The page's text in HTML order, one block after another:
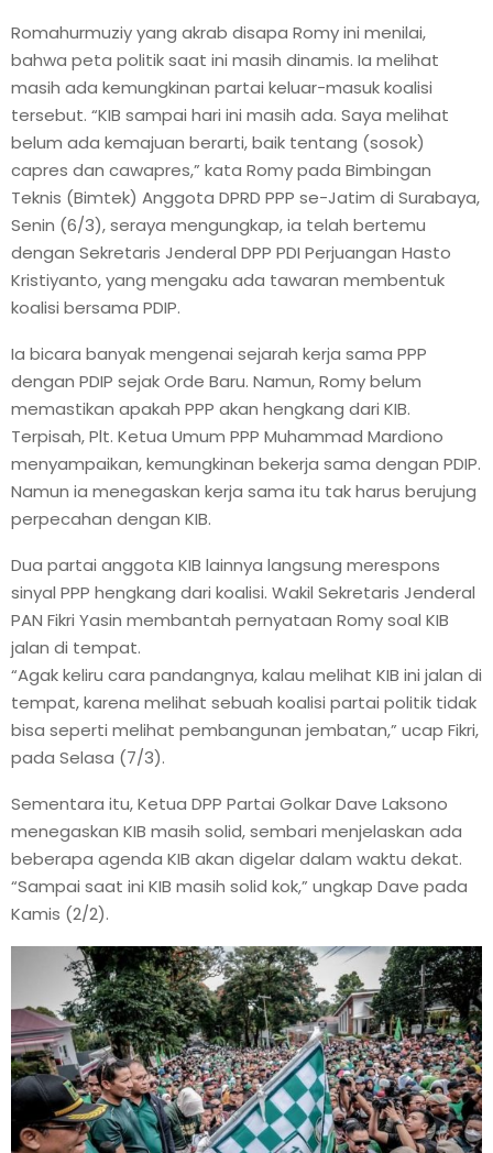
Romahurmuziy yang akrab disapa Romy ini menilai,
bahwa peta politik saat ini masih dinamis. Ia melihat
masih ada kemungkinan partai keluar-masuk koalisi
tersebut. “KIB sampai hari ini masih ada. Saya melihat
belum ada kemajuan berarti, baik tentang (sosok)
capres dan cawapres,” kata Romy pada Bimbingan
Teknis (Bimtek) Anggota DPRD PPP se-Jatim di Surabaya,
Senin (6/3), seraya mengungkap, ia telah bertemu
dengan Sekretaris Jenderal DPP PDI Perjuangan Hasto
Kristiyanto, yang mengaku ada tawaran membentuk
koalisi bersama PDIP.
Ia bicara banyak mengenai sejarah kerja sama PPP
dengan PDIP sejak Orde Baru. Namun, Romy belum
memastikan apakah PPP akan hengkang dari KIB.
Terpisah, Plt. Ketua Umum PPP Muhammad Mardiono
menyampaikan, kemungkinan bekerja sama dengan PDIP.
Namun ia menegaskan kerja sama itu tak harus berujung
perpecahan dengan KIB.
Dua partai anggota KIB lainnya langsung merespons
sinyal PPP hengkang dari koalisi. Wakil Sekretaris Jenderal
PAN Fikri Yasin membantah pernyataan Romy soal KIB
jalan di tempat.
“Agak keliru cara pandangnya, kalau melihat KIB ini jalan di
tempat, karena melihat sebuah koalisi partai politik tidak
bisa seperti melihat pembangunan jembatan,” ucap Fikri,
pada Selasa (7/3).
Sementara itu, Ketua DPP Partai Golkar Dave Laksono
menegaskan KIB masih solid, sembari menjelaskan ada
beberapa agenda KIB akan digelar dalam waktu dekat.
“Sampai saat ini KIB masih solid kok,” ungkap Dave pada
Kamis (2/2).